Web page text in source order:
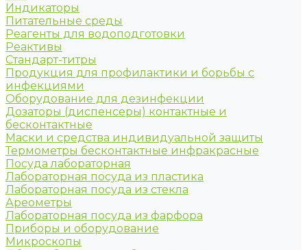
Индикаторы
Питательные среды
Реагенты для водоподготовки
Реактивы
Стандарт-титры
Продукция для профилактики и борьбы с
инфекциями
Оборудование для дезинфекции
Дозаторы (диспенсеры) контактные и
бесконтактные
Маски и средства индивидуальной защиты
Термометры бесконтактные инфракрасные
Посуда лабораторная
Лабораторная посуда из пластика
Лабораторная посуда из стекла
Ареометры
Лабораторная посуда из фарфора
Приборы и оборудование
Микроскопы